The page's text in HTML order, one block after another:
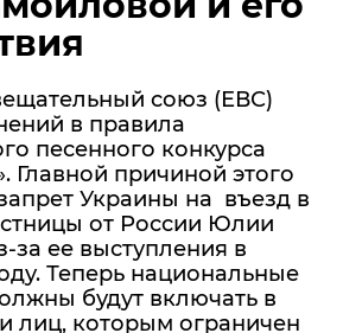
союз (ЕВС)
в правила
песенного конкурса
Главной причиной этого
Украины на въезд в
от России Юлии
за ее выступления в
Теперь национальные
будут включать в
лиц, которым ограничен